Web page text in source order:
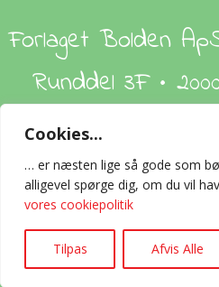
Cookies...
… er næsten lige så gode som
alligevel spørge dig, om du vil
vores cookiepolitik
Tilpas Afvis Alle
Forlaget Bolden
Runddel 3F •
Om os
Kontakt
2024 © All rights reserved Forlaget